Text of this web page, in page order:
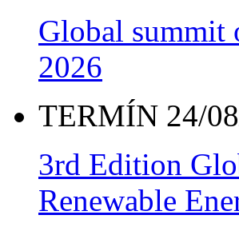
Global summit
2026
TERMÍN 24/
3rd Edition
Renewable